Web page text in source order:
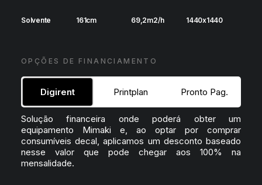
Solvente 161cm 69,2m2/h 1440x1440
OPÇÕES DE FINANCIAMENTO
Digirent Printplan Pronto Pag.
Solução financeira onde poderá obter um
equipamento Mimaki e, ao optar por comprar
consumíveis decal, aplicamos um desconto baseado
nesse valor que pode chegar aos 100% na
mensalidade.